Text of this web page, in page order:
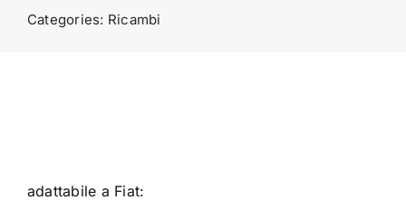
Categories: Ricambi
adattabile a Fiat: